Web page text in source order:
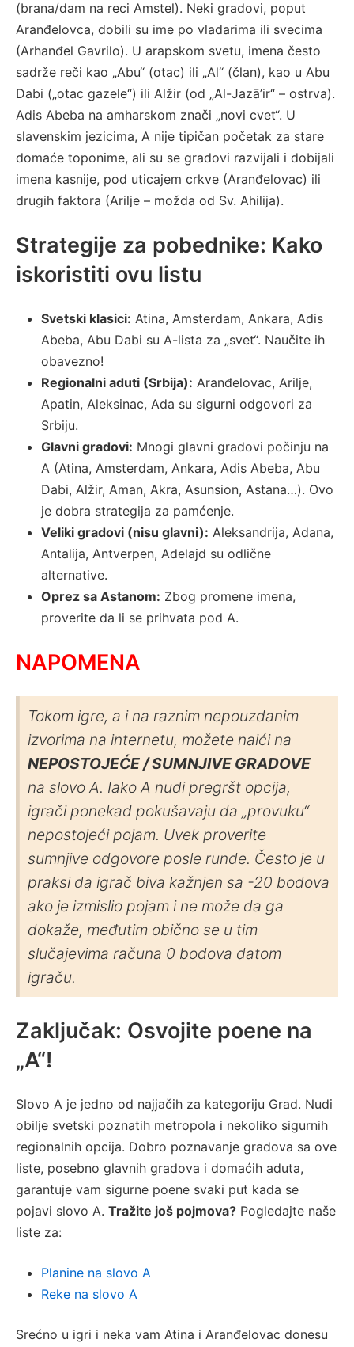
(brana/dam na reci Amstel). Neki gradovi, poput
Aranđelovca, dobili su ime po vladarima ili svecima
(Arhanđel Gavrilo). U arapskom svetu, imena često
sadrže reči kao „Abu“ (otac) ili „Al“ (član), kao u Abu
Dabi („otac gazele“) ili Alžir (od „Al-Jazā’ir“ – ostrva).
Adis Abeba na amharskom znači „novi cvet“. U
slavenskim jezicima, A nije tipičan početak za stare
domaće toponime, ali su se gradovi razvijali i dobijali
imena kasnije, pod uticajem crkve (Aranđelovac) ili
drugih faktora (Arilje – možda od Sv. Ahilija).
Strategije za pobednike: Kako
iskoristiti ovu listu
Svetski klasici: Atina, Amsterdam, Ankara, Adis
Abeba, Abu Dabi su A-lista za „svet“. Naučite ih
obavezno!
Regionalni aduti (Srbija): Aranđelovac, Arilje,
Apatin, Aleksinac, Ada su sigurni odgovori za
Srbiju.
Glavni gradovi: Mnogi glavni gradovi počinju na
A (Atina, Amsterdam, Ankara, Adis Abeba, Abu
Dabi, Alžir, Aman, Akra, Asunsion, Astana…). Ovo
je dobra strategija za pamćenje.
Veliki gradovi (nisu glavni): Aleksandrija, Adana,
Antalija, Antverpen, Adelajd su odlične
alternative.
Oprez sa Astanom: Zbog promene imena,
proverite da li se prihvata pod A.
NAPOMENA
Tokom igre, a i na raznim nepouzdanim
izvorima na internetu, možete naići na
NEPOSTOJEĆE / SUMNJIVE GRADOVE
na slovo A. Iako A nudi pregršt opcija,
igrači ponekad pokušavaju da „provuku“
nepostojeći pojam. Uvek proverite
sumnjive odgovore posle runde. Često je u
praksi da igrač biva kažnjen sa -20 bodova
ako je izmislio pojam i ne može da ga
dokaže, međutim obično se u tim
slučajevima računa 0 bodova datom
igraču.
Zaključak: Osvojite poene na
„A“!
Slovo A je jedno od najjačih za kategoriju Grad. Nudi
obilje svetski poznatih metropola i nekoliko sigurnih
regionalnih opcija. Dobro poznavanje gradova sa ove
liste, posebno glavnih gradova i domaćih aduta,
garantuje vam sigurne poene svaki put kada se
pojavi slovo A. Tražite još pojmova? Pogledajte naše
liste za:
Planine na slovo A
Reke na slovo A
Srećno u igri i neka vam Atina i Aranđelovac donesu